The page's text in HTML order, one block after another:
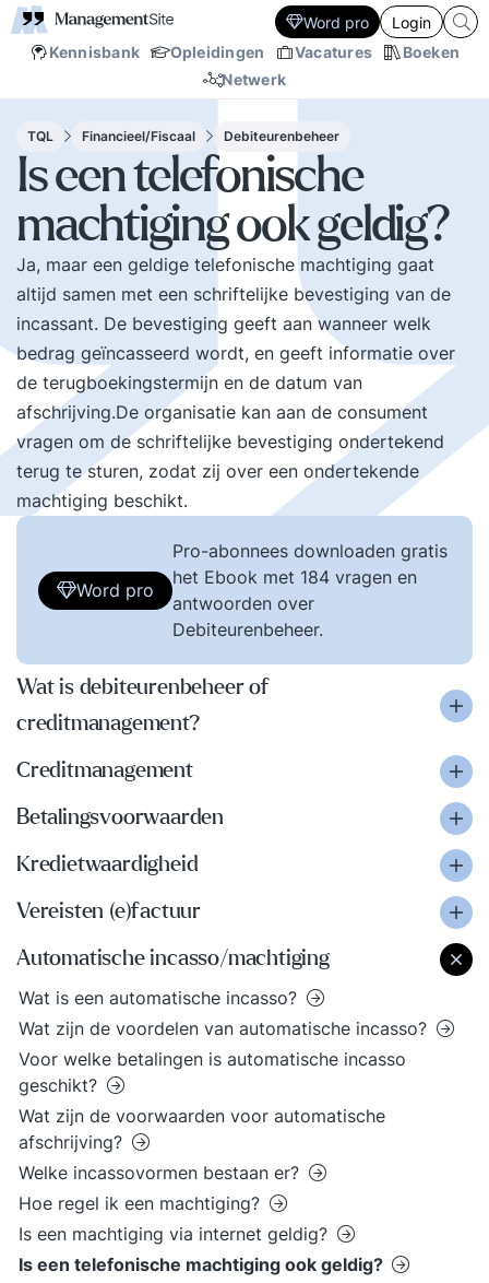
Kennisbank Opleidingen Vacatures
Boeken
Netwerk
Word pro Login
TQL Financieel/Fiscaal Debiteurenbeheer
Is een telefonische
machtiging ook geldig?
Ja, maar een geldige telefonische machtiging gaat
altijd samen met een schriftelijke bevestiging van de
incassant. De bevestiging geeft aan wanneer welk
bedrag geïncasseerd wordt, en geeft informatie over
de terugboekingstermijn en de datum van
afschrijving.De organisatie kan aan de consument
vragen om de schriftelijke bevestiging ondertekend
terug te sturen, zodat zij over een ondertekende
machtiging beschikt.
Word pro
Pro-abonnees downloaden gratis
het Ebook met 184 vragen en
antwoorden over
Debiteurenbeheer.
Wat is debiteurenbeheer of
creditmanagement?
Creditmanagement
Betalingsvoorwaarden
Kredietwaardigheid
Vereisten (e)factuur
Automatische incasso/machtiging
Wat is een automatische incasso?
Wat zijn de voordelen van automatische incasso?
Voor welke betalingen is automatische incasso
geschikt?
Wat zijn de voorwaarden voor automatische
afschrijving?
Welke incassovormen bestaan er?
Hoe regel ik een machtiging?
Is een machtiging via internet geldig?
Is een telefonische machtiging ook geldig?